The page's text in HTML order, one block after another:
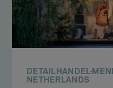
DETAILHANDEL
NETHERLANDS